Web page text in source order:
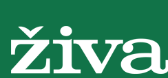
živa